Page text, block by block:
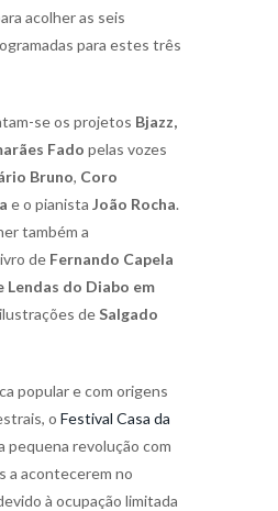
acolher as seis
para estes três
se os projetos Bjazz,
Fado pelas vozes
Bruno, Coro
e o pianista João Rocha.
também a
de Fernando Capela
Lendas do Diabo em
deSalgado
popular e com origens
o Festival Casa da
pequena revolução com
a acontecerem no
à ocupação limitada